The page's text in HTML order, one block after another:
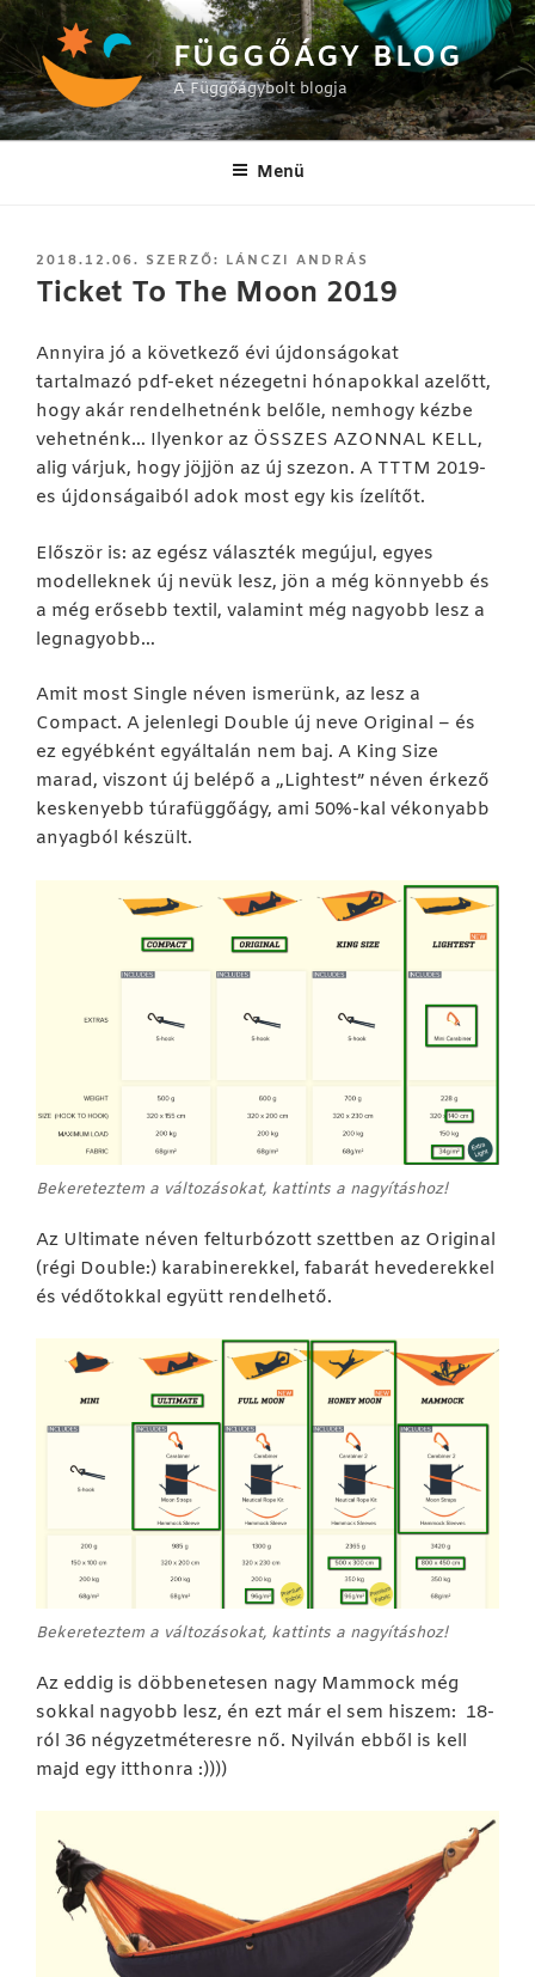
Tartalomhoz
FÜGGŐÁGY BLOG
A Függőágybolt blogja
Menü
BEKÜLDVE:
2018.12.06. SZERZŐ: LÁNCZI ANDRÁS
Ticket To The Moon 2019
Annyira jó a következő évi újdonságokat
tartalmazó pdf-eket nézegetni hónapokkal azelőtt,
hogy akár rendelhetnénk belőle, nemhogy kézbe
vehetnénk… Ilyenkor az ÖSSZES AZONNAL KELL,
alig várjuk, hogy jöjjön az új szezon. A TTTM 2019-
es újdonságaiból adok most egy kis ízelítőt.
Először is: az egész választék megújul, egyes
modelleknek új nevük lesz, jön a még könnyebb és
a még erősebb textil, valamint még nagyobb lesz a
legnagyobb…
Amit most Single néven ismerünk, az lesz a
Compact. A jelenlegi Double új neve Original – és
ez egyébként egyáltalán nem baj. A King Size
marad, viszont új belépő a „Lightest” néven érkező
keskenyebb túrafüggőágy, ami 50%-kal vékonyabb
anyagból készült.
Bekereteztem a változásokat, kattints a nagyításhoz!
Az Ultimate néven felturbózott szettben az Original
(régi Double:) karabinerekkel, fabarát hevederekkel
és védőtokkal együtt rendelhető.
Bekereteztem a változásokat, kattints a nagyításhoz!
Az eddig is döbbenetesen nagy Mammock még
sokkal nagyobb lesz, én ezt már el sem hiszem: 18-
ról 36 négyzetméteresre nő. Nyilván ebből is kell
majd egy itthonra :))))